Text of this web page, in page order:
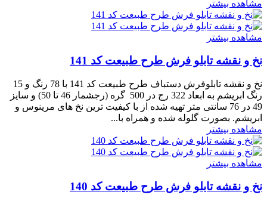
مشاهده بیشتر
مشاهده بیشتر
نخ و نقشه تابلو فرش طرح طبیعت کد 141
نخ و نقشه تابلوفرش دستباف طرح طبیعت کد 141 با 78 رنگ و 15
رنگ ابریشم به ابعاد 322 رج در 500 گره (رجشمار 46 تا 50) و سایز
49 در 76 سانتی متر تهیه شده از با کیفیت ترین نخ های مرینوس و
ابریشم. بصورت گلوله شده و همراه با...
مشاهده بیشتر
مشاهده بیشتر
نخ و نقشه تابلو فرش طرح طبیعت کد 140